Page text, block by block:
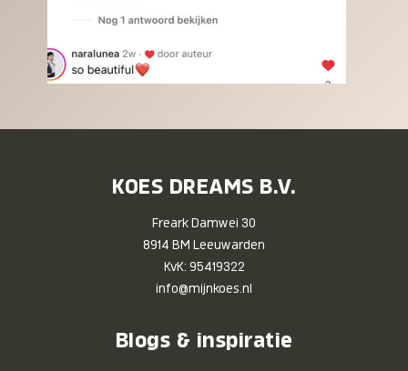
KOES DREAMS B.V.
Freark Damwei 30
8914 BM Leeuwarden
KvK: 95419322
info@mijnkoes.nl
Blogs & inspiratie